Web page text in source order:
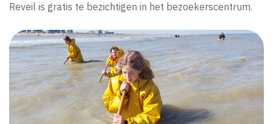
Reveil is gratis te bezichtigen in het bezoekerscentrum.